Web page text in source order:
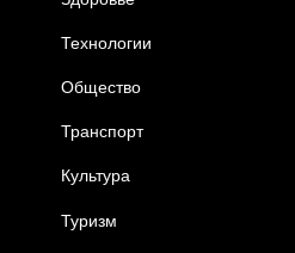
Технологии
Общество
Транспорт
Культура
Туризм